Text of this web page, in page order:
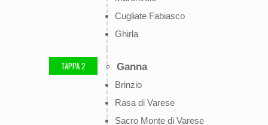
Cugliate Fabiasco
Ghirla
TAPPA 2 Ganna
Brinzio
Rasa di Varese
Sacro Monte di Varese